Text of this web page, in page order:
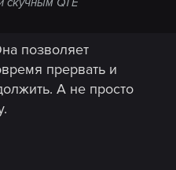
позволяет
прервать и
А не просто